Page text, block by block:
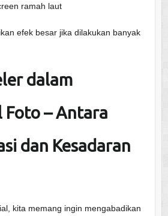
ramah laut
efek besar jika dilakukan banyak
dalam
Foto – Antara
dan Kesadaran
kita memang ingin mengabadikan